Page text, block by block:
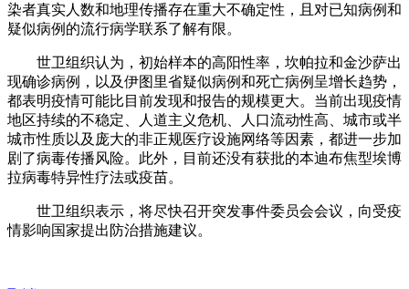
染者真实人数和地理传播存在重大不确定性，且对已知病例和
疑似病例的流行病学联系了解有限。
世卫组织认为，初始样本的高阳性率，坎帕拉和金沙萨出
现确诊病例，以及伊图里省疑似病例和死亡病例呈增长趋势，
都表明疫情可能比目前发现和报告的规模更大。当前出现疫情
地区持续的不稳定、人道主义危机、人口流动性高、城市或半
城市性质以及庞大的非正规医疗设施网络等因素，都进一步加
剧了病毒传播风险。此外，目前还没有获批的本迪布焦型埃博
拉病毒特异性疗法或疫苗。
世卫组织表示，将尽快召开突发事件委员会会议，向受疫
情影响国家提出防治措施建议。